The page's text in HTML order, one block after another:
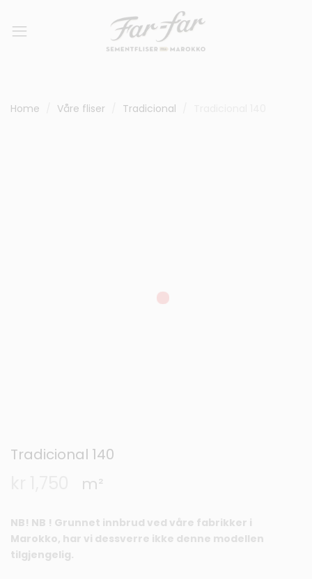
Home Våre fliser Tradicional
Tradicional 140
m²
NB! NB ! Grunnet innbrud ved våre fabrikker i
Marokko, har vi dessverre ikke denne modellen
tilgjengelig.